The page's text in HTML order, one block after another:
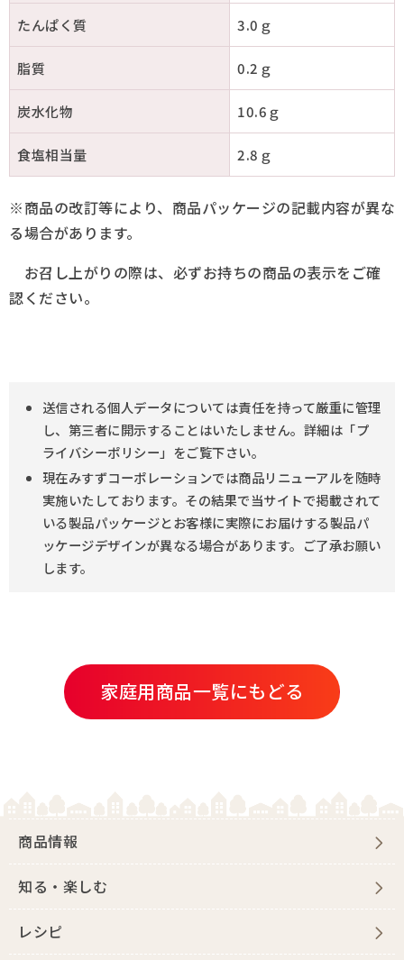
たんぱく質 3.0ｇ
脂質 0.2ｇ
炭水化物 10.6ｇ
食塩相当量 2.8ｇ
※商品の改訂等により、商品パッケージの記載内容が異な
る場合があります。
お召し上がりの際は、必ずお持ちの商品の表示をご確
認ください。
送信される個人データについては責任を持って厳重に管理
し、第三者に開示することはいたしません。詳細は「プ
ライバシーポリシー」をご覧下さい。
現在みすずコーポレーションでは商品リニューアルを随時
実施いたしております。その結果で当サイトで掲載されて
いる製品パッケージとお客様に実際にお届けする製品パ
ッケージデザインが異なる場合があります。ご了承お願い
します。
家庭用商品一覧にもどる
商品情報
知る・楽しむ
レシピ